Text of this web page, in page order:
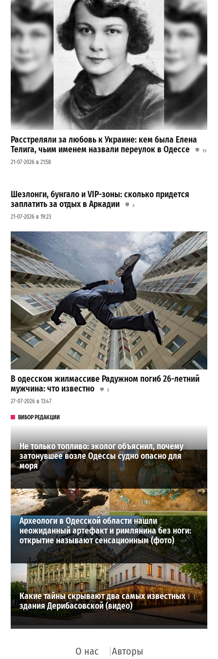
Расстреляли за любовь к Украине: кем была Елена
Телига, чьим именем назвали переулок в Одессе
13
21-07-2026 в 21:58
Шезлонги, бунгало и VIP-зоны: сколько придется
заплатить за отдых в Аркадии
3
21-07-2026 в 19:23
В одесском жилмассиве Радужном погиб 26-летний
мужчина: что известно
3
27-07-2026 в 13:47
ВИБОР РЕДАКЦИИ
Не только топливо: эколог объяснил, почему
затонувшее возле Одессы судно опасно для
моря
Археологи в Одесской области нашли
неожиданный артефакт и римлянина без ноги:
открытие называют сенсационным (фото)
Какие тайны скрывают два самых известных
здания Дерибасовской (видео)
О нас Авторы